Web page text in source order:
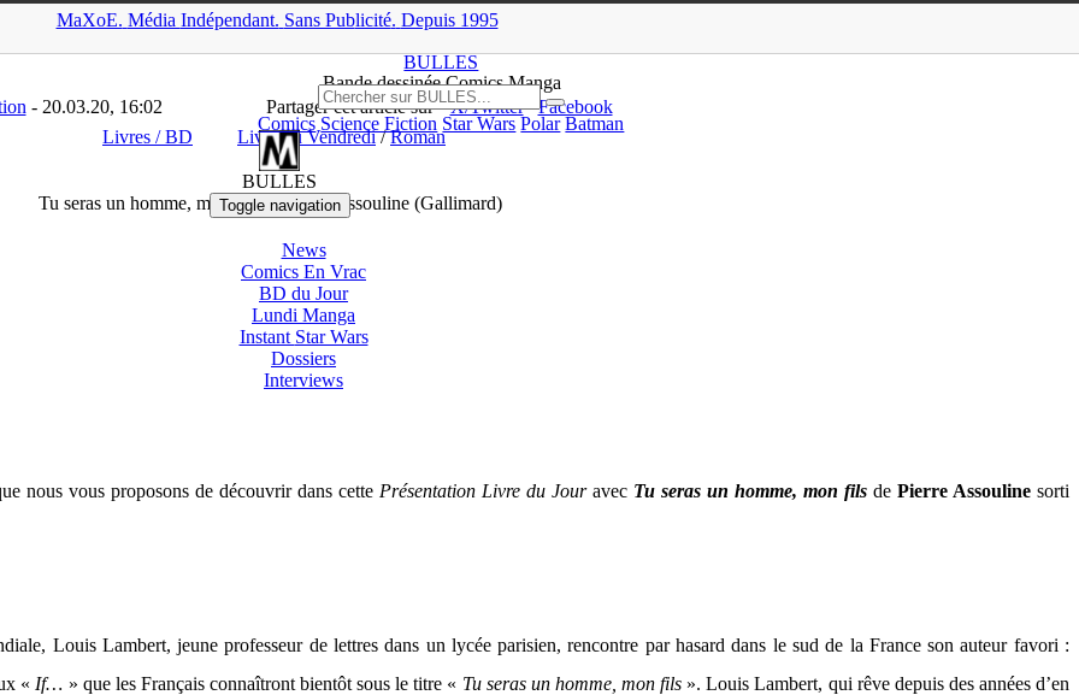
MaXoE. Média Indépendant. Sans Publicité. Depuis 1995
BULLES
Bande dessinée Comics Manga
Comics Science Fiction Star Wars Polar Batman
BULLES
Toggle navigation
News
Comics En Vrac
BD du Jour
Lundi Manga
Instant Star Wars
Dossiers
Interviews
▲
- 20.03.20, 16:02 Partager cet article sur X/Twitter
Facebook
Livres / BD
Livre du Vendredi/Roman
Tu seras un homme, mon fils de Pierre Assouline (Gallimard)
nous vous proposons de découvrir dans cette Présentation Livre du Jouravec Tu seras un homme, mon fils de Pierre Assouline sorti
Louis Lambert, jeune professeur de lettres dans un lycée parisien, rencontre par hasard dans le sud de la France son auteur favori :
« If… » que les Français connaîtront bientôt sous le titre « Tu seras un homme, mon fils ». Louis Lambert, qui rêve depuis des années d’en